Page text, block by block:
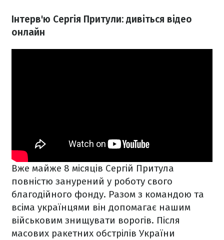
Інтерв'ю Сергія Притули: дивіться відео
онлайн
Вже майже 8 місяців Сергій Притула
повністю занурений у роботу свого
благодійного фонду. Разом з командою та
всіма українцями він допомагає нашим
військовим знищувати ворогів. Після
масових ракетних обстрілів України